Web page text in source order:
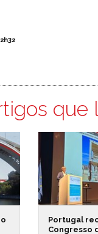
Portugal
Congresso